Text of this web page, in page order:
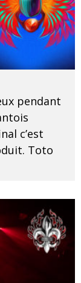
pendant
c’est
Toto